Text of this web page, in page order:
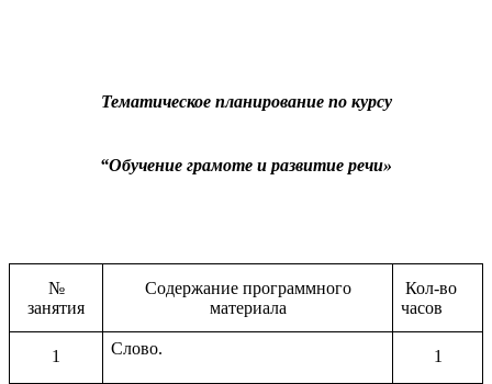
Тематическое планирование по курсу
“Обучение грамоте и развитие речи»
№
занятия
Содержание программного
материала
Кол-во
часов
1 Слово. 1